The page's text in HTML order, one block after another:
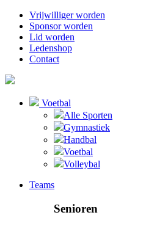
Vrijwilliger worden
Sponsor worden
Lid worden
Ledenshop
Contact
Voetbal
Alle Sporten
Gymnastiek
Handbal
Voetbal
Volleybal
Teams
Senioren